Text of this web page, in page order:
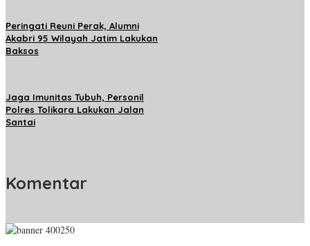
Peringati Reuni Perak, Alumni
Akabri 95 Wilayah Jatim Lakukan
Baksos
Jaga Imunitas Tubuh, Personil
Polres Tolikara Lakukan Jalan
Santai
Komentar